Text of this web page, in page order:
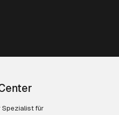
für